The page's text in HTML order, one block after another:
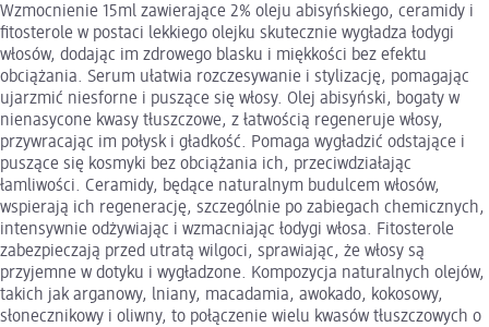
Wzmocnienie 15ml zawierające 2% oleju abisyńskiego, ceramidy i
fitosterole w postaci lekkiego olejku skutecznie wygładza łodygi
włosów, dodając im zdrowego blasku i miękkości bez efektu
obciążania. Serum ułatwia rozczesywanie i stylizację, pomagając
ujarzmić niesforne i puszące się włosy. Olej abisyński, bogaty w
nienasycone kwasy tłuszczowe, z łatwością regeneruje włosy,
przywracając im połysk i gładkość. Pomaga wygładzić odstające i
puszące się kosmyki bez obciążania ich, przeciwdziałając
łamliwości. Ceramidy, będące naturalnym budulcem włosów,
wspierają ich regenerację, szczególnie po zabiegach chemicznych,
intensywnie odżywiając i wzmacniając łodygi włosa. Fitosterole
zabezpieczają przed utratą wilgoci, sprawiając, że włosy są
przyjemne w dotyku i wygładzone. Kompozycja naturalnych olejów,
takich jak arganowy, lniany, macadamia, awokado, kokosowy,
słonecznikowy i oliwny, to połączenie wielu kwasów tłuszczowych o